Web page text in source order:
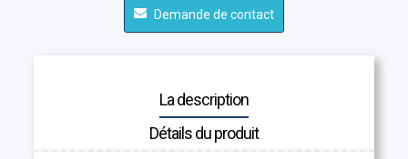
Demande de contact
La description
Détails du produit